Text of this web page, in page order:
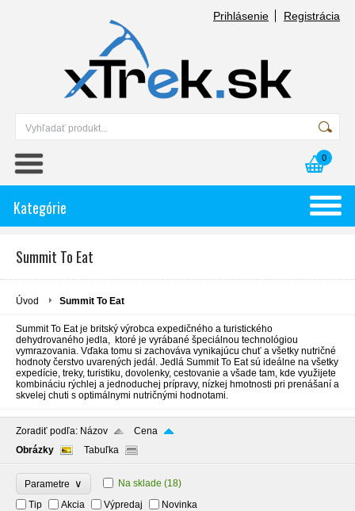
Prihlásenie Registrácia
0
Kategórie
Summit To Eat
Úvod Summit To Eat
Summit To Eat je britský výrobca expedičného a turistického
dehydrovaného jedla, ktoré je vyrábané špeciálnou technológiou
vymrazovania. Vďaka tomu si zachováva vynikajúcu chuť a všetky nutričné
hodnoty čerstvo uvarených jedál. Jedlá Summit To Eat sú ideálne na všetky
expedície, treky, turistiku, dovolenky, cestovanie a všade tam, kde využijete
kombináciu rýchlej a jednoduchej prípravy, nízkej hmotnosti pri prenášaní a
skvelej chuti s optimálnymi nutričnými hodnotami.
Zoradiť podľa: Názov
Cena
Obrázky
Tabuľka
Parametre ∨ Na sklade (18)
Tip
Akcia Výpredaj Novinka